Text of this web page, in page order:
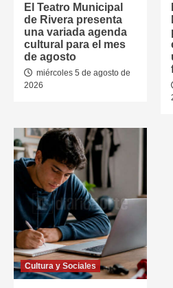
El Teatro Municipal
de Rivera presenta
una variada agenda
cultural para el mes
de agosto
miércoles 5 de agosto de
2026
Cultura y Sociales